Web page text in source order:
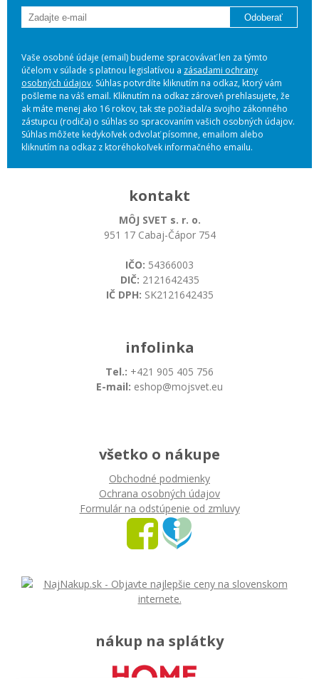
Odoberať
Vaše osobné údaje (email) budeme spracovávať len za týmto
účelom v súlade s platnou legislatívou a zásadami ochrany
osobných údajov. Súhlas potvrdíte kliknutím na odkaz, ktorý vám
pošleme na váš email. Kliknutím na odkaz zároveň prehlasujete, že
ak máte menej ako 16 rokov, tak ste požiadal/a svojho zákonného
zástupcu (rodiča) o súhlas so spracovaním vašich osobných údajov.
Súhlas môžete kedykoľvek odvolať písomne, emailom alebo
kliknutím na odkaz z ktoréhokoľvek informačného emailu.
kontakt
MÔJ SVET s. r. o.
951 17 Cabaj-Čápor 754
IČO: 54366003
DIČ: 2121642435
IČ DPH: SK2121642435
infolinka
Tel.: +421 905 405 756
E-mail: eshop@mojsvet.eu
všetko o nákupe
Obchodné podmienky
Ochrana osobných údajov
Formulár na odstúpenie od zmluvy
nákup na splátky